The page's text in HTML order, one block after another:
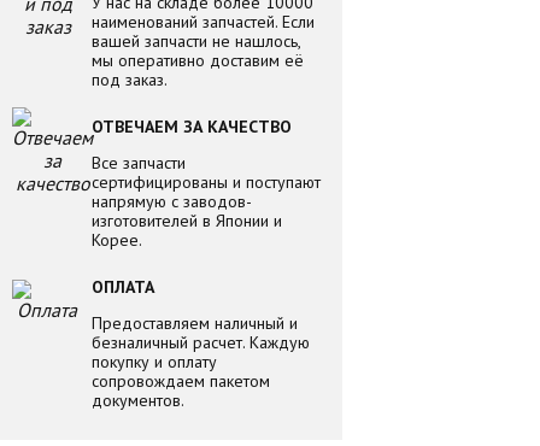
наименований запчастей. Если
вашей запчасти не нашлось,
мы оперативно доставим её
под заказ.
ОТВЕЧАЕМ ЗА КАЧЕСТВО
Все запчасти
сертифицированы и поступают
напрямую с заводов-
изготовителей в Японии и
Корее.
ОПЛАТА
Предоставляем наличный и
безналичный расчет. Каждую
покупку и оплату
сопровождаем пакетом
документов.